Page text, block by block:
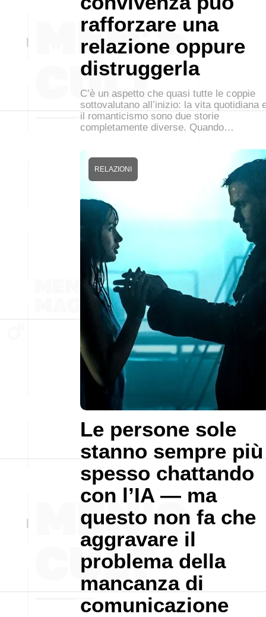
rafforzare una
relazione oppure
distruggerla
C’è un aspetto che quasi tutte le coppie
sottovalutano all’inizio: la vita quotidiana
il romanticismo sono due storie
completamente diverse. Quando…
Le persone sole
stanno sempre più
spesso chattando
con l’IA — ma
questo non fa che
aggravare il
problema della
mancanza di
comunicazione
RELAZIONI